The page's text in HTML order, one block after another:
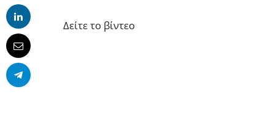
Δείτε το βίντεο